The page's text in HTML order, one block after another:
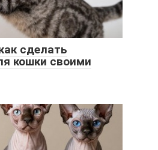
сделать
кошки своими